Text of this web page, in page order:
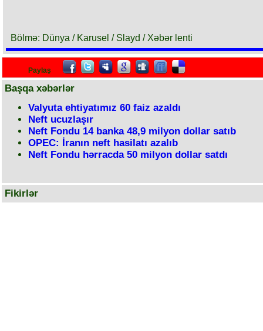
Bölmə: Dünya / Karusel / Slayd / Xəbər lenti
Paylaş
Başqa xəbərlər
Valyuta ehtiyatımız 60 faiz azaldı
Neft ucuzlaşır
Neft Fondu 14 banka 48,9 milyon dollar satıb
OPEC: İranın neft hasilatı azalıb
Neft Fondu hərracda 50 milyon dollar satdı
Fikirlər